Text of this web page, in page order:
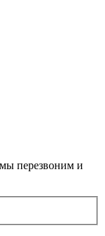
перезвоним и